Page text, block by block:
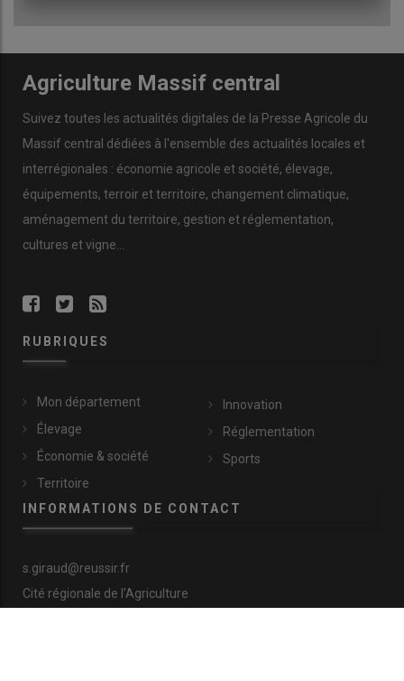
Agriculture Massif central
Suivez toutes les actualités digitales de la Presse Agricole du
Massif central dédiées à l'ensemble des actualités locales et
interrégionales : économie agricole et société, élevage,
équipements, terroir et territoire, changement climatique,
aménagement du territoire, gestion et réglementation,
cultures et vigne...
RUBRIQUES
Mon département
Élevage
Économie & société
Territoire
Innovation
Réglementation
Sports
INFORMATIONS DE CONTACT
s.giraud@reussir.fr
Cité régionale de l’Agriculture